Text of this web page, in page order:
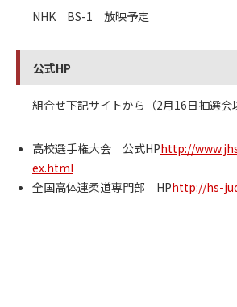
NHK BS-1 放映予定
公式HP
組合せ下記サイトから（2月16日抽選会
高校選手権大会 公式HPhttp://
ex.html
全国高体連柔道専門部 HPhttp://hs-